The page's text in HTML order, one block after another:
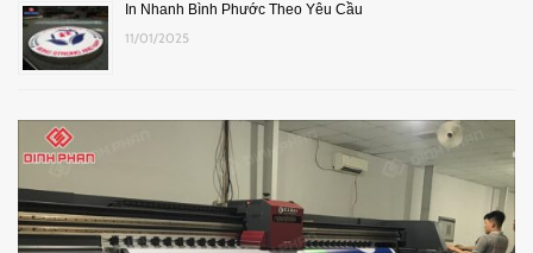
In Nhanh Bình Phước Theo Yêu Cầu
11/01/2025